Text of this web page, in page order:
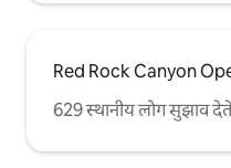
Red Rock Canyon
629 स्थानीय लोग सुझाव